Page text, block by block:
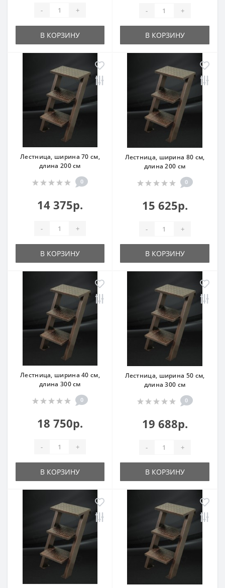
- +
В КОРЗИНУ
- +
В КОРЗИНУ
Лестница, ширина 70 см,
длина 200 см
0
14 375р.
- +
В КОРЗИНУ
Лестница, ширина 80 см,
длина 200 см
0
15 625р.
- +
В КОРЗИНУ
Лестница, ширина 40 см,
длина 300 см
0
18 750р.
- +
В КОРЗИНУ
Лестница, ширина 50 см,
длина 300 см
0
19 688р.
- +
В КОРЗИНУ